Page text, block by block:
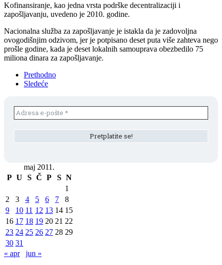
Kofinansiranje, kao jedna vrsta podrške decentralizaciji i
zapošljavanju, uvedeno je 2010. godine.
Nacionalna služba za zapošljavanje je istakla da je zadovoljna
ovogodišnjim odzivom, jer je potpisano deset puta više zahteva nego
prošle godine, kada je deset lokalnih samouprava obezbedilo 75
miliona dinara za zapošljavanje.
Prethodno
Sledeće
maj 2011.
P U S Č P S N
1
2
3 4 5 6 7
8
9
10 11 12 13 14 15
16 17 18 19 20 21 22
23 24 25 26 27 28 29
30 31
« apr
jun »